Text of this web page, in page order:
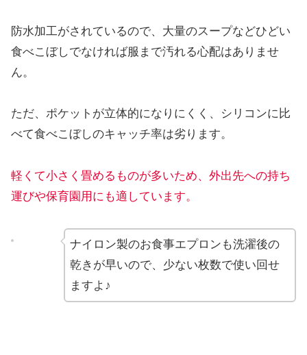
防水加工がされているので、大量のスープなどひどい
食べこぼしでなければ服まで汚れる心配はありませ
ん。
ただ、ポケットが立体的になりにくく、シリコンに比
べて食べこぼしのキャッチ率は劣ります。
軽くて小さく畳めるものが多いため、外出先への持ち
運びや保育園用 にも適しています。
ナイロン製のお食事エプロンも洗濯後の
乾きが早いので、少ない枚数で使い回せ
ますよ♪